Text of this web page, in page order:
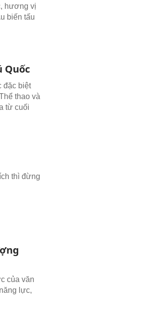
hương vị
biến tấu
Quốc
đặc biệt
thao và
từ cuối
thì đừng
của văn
lực,